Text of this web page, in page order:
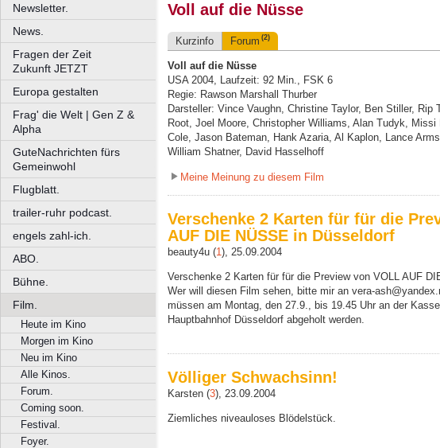
Newsletter.
News.
Fragen der Zeit
Zukunft JETZT
Europa gestalten
Frag' die Welt | Gen Z &
Alpha
GuteNachrichten fürs
Gemeinwohl
Flugblatt.
trailer-ruhr podcast.
engels zahl-ich.
ABO.
Bühne.
Film.
Heute im Kino
Morgen im Kino
Neu im Kino
Alle Kinos.
Forum.
Coming soon.
Festival.
Foyer.
Voll auf die Nüsse
Kurzinfo Forum (2)
Voll auf die Nüsse
USA 2004, Laufzeit: 92 Min., FSK 6
Regie: Rawson Marshall Thurber
Darsteller: Vince Vaughn, Christine Taylor, Ben Stiller, Rip
Root, Joel Moore, Christopher Williams, Alan Tudyk,
Cole, Jason Bateman, Hank Azaria, Al Kaplon, Lance
William Shatner, David Hasselhoff
Meine Meinung zu diesem Film
Verschenke 2 Karten für für die
AUF DIE NÜSSE in Düsseldorf
beauty4u (1), 25.09.2004
Verschenke 2 Karten für für die Preview von VOLL AUF
Wer will diesen Film sehen, bitte mir an vera-
müssen am Montag, den 27.9., bis 19.45 Uhr an der
Hauptbahnhof Düsseldorf abgeholt werden.
Völliger Schwachsinn!
Karsten (3), 23.09.2004
Ziemliches niveauloses Blödelstück.